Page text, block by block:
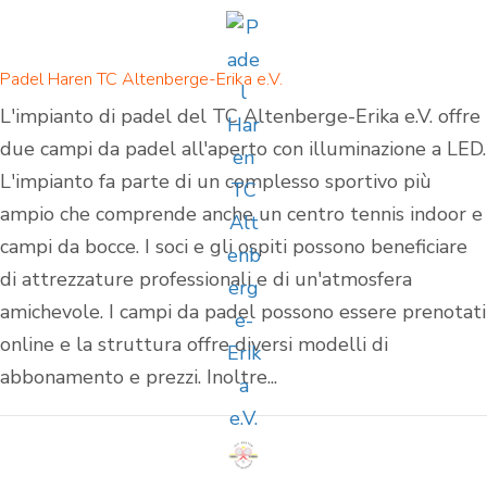
Padel Haren TC Altenberge-Erika e.V.
L'impianto di padel del TC Altenberge-Erika e.V. offre
due campi da padel all'aperto con illuminazione a LED.
L'impianto fa parte di un complesso sportivo più
ampio che comprende anche un centro tennis indoor e
campi da bocce. I soci e gli ospiti possono beneficiare
di attrezzature professionali e di un'atmosfera
amichevole. I campi da padel possono essere prenotati
online e la struttura offre diversi modelli di
abbonamento e prezzi. Inoltre...